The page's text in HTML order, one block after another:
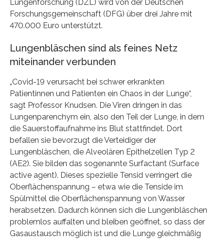
Lungenforschung (DZL) wird von der Deutschen
Forschungsgemeinschaft (DFG) über drei Jahre mit
470.000 Euro unterstützt.
Lungenbläschen sind als feines Netz
miteinander verbunden
„Covid-19 verursacht bei schwer erkrankten
Patientinnen und Patienten ein Chaos in der Lunge“,
sagt Professor Knudsen. Die Viren dringen in das
Lungenparenchym ein, also den Teil der Lunge, in dem
die Sauerstoffaufnahme ins Blut stattfindet. Dort
befallen sie bevorzugt die Verteidiger der
Lungenbläschen, die Alveolären Epithelzellen Typ 2
(AE2). Sie bilden das sogenannte Surfactant (Surface
active agent). Dieses spezielle Tensid verringert die
Oberflächenspannung – etwa wie die Tenside im
Spülmittel die Oberflächenspannung von Wasser
herabsetzen. Dadurch können sich die Lungenbläschen
problemlos auffalten und bleiben geöffnet, so dass der
Gasaustausch möglich ist und die Lunge gleichmäßig